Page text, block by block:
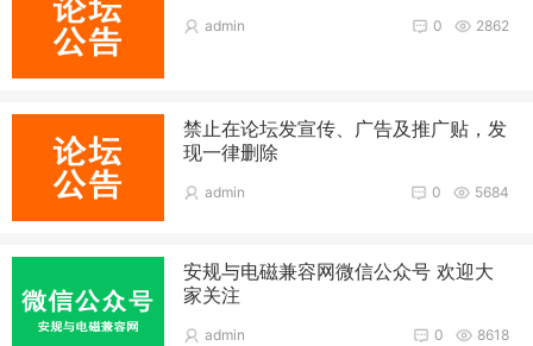
2862
0
admin
禁止在论坛发宣传、广告及推广贴，发
现一律删除
5684
0
admin
安规与电磁兼容网微信公众号 欢迎大
家关注
8618
0
admin